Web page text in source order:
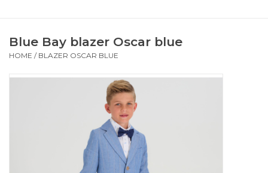
Schoenen
Accessoires
Blue Bay blazer Oscar blue
HOME / BLAZER OSCAR BLUE